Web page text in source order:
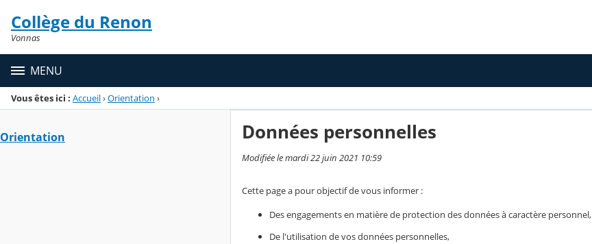
Menu de la rubrique
Contenu
Collège du Renon
Vonnas
MENU
Vous êtes ici : Accueil›Orientation ›
Orientation Données personnelles
Modifiée le mardi 22 juin 2021 10:59
Cette page a pour objectif de vous informer :
Des engagements en matière de protection des données à caractère personnel,
De l'utilisation de vos données personnelles,